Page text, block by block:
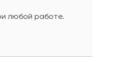
любой работе.